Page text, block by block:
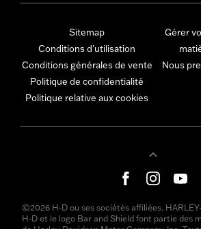
Sitemap
Conditions d'utilisation
Conditions générales de vente
Politique de confidentialité
Politique relative aux cookies
Gérer
Nous
©2026 H-D ou ses sociétés affiliées.
H-D et le logo Bar and Shield font partie des